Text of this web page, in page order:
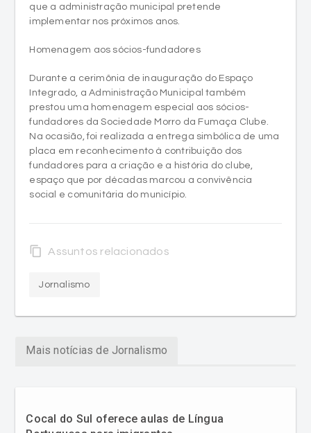
que a administração municipal pretende
implementar nos próximos anos.
Homenagem aos sócios-fundadores
Durante a cerimônia de inauguração do Espaço
Integrado, a Administração Municipal também
prestou uma homenagem especial aos sócios-
fundadores da Sociedade Morro da Fumaça Clube.
Na ocasião, foi realizada a entrega simbólica de uma
placa em reconhecimento à contribuição dos
fundadores para a criação e a história do clube,
espaço que por décadas marcou a convivência
social e comunitária do município.
content_copy Assuntos relacionados
Jornalismo
Mais notícias de Jornalismo
Cocal do Sul oferece aulas de Língua